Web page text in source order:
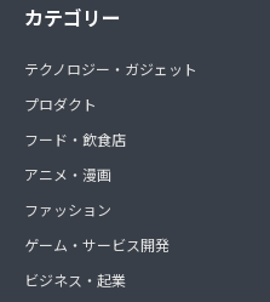
カテゴリー
テクノロジー・ガジェット
プロダクト
フード・飲食店
アニメ・漫画
ファッション
ゲーム・サービス開発
ビジネス・起業